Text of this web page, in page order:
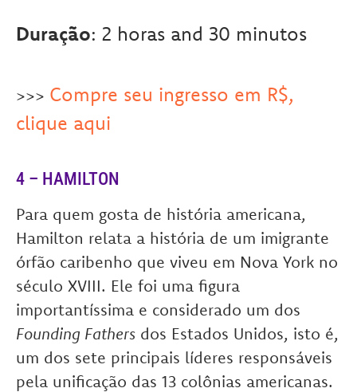
Duração: 2 horas and 30 minutos
>>> Compre seu ingresso em R$,
clique aqui
4 – HAMILTON
Para quem gosta de história americana,
Hamilton relata a história de um imigrante
órfão caribenho que viveu em Nova York no
século XVIII. Ele foi uma figura
importantíssima e considerado um dos
Founding Fathers dos Estados Unidos, isto é,
um dos sete principais líderes responsáveis
pela unificação das 13 colônias americanas.